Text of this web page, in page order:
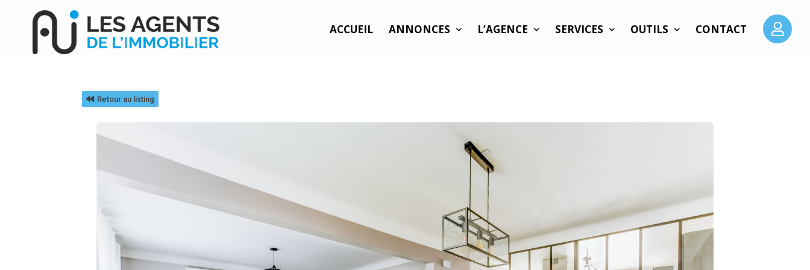
ACCUEIL ANNONCES L’AGENCE SERVICES OUTILS CONTACT
Retour au listing